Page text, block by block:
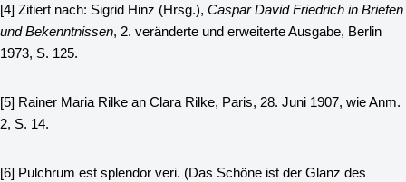
[4] Zitiert nach: Sigrid Hinz (Hrsg.), Caspar David Friedrich in Briefen
und Bekenntnissen, 2. veränderte und erweiterte Ausgabe, Berlin
1973, S. 125.
[5] Rainer Maria Rilke an Clara Rilke, Paris, 28. Juni 1907, wie Anm.
2, S. 14.
[6] Pulchrum est splendor veri. (Das Schöne ist der Glanz des